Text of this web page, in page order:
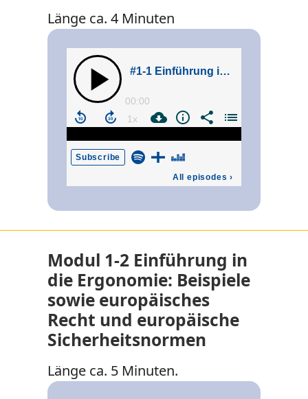
Länge ca. 4 Minuten
Modul 1-2 Einführung in
die Ergonomie: Beispiele
sowie europäisches
Recht und europäische
Sicherheitsnormen
Länge ca. 5 Minuten.